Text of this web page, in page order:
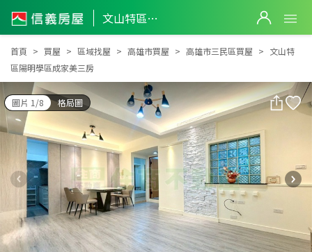
文山特區陽明學區成家美三房
文山特區陽明學區成家美三房
首頁 買屋 區域找屋 高雄市買屋 高雄市三民區買屋
文山特
區陽明學區成家美三房
圖片 1/8 格局圖